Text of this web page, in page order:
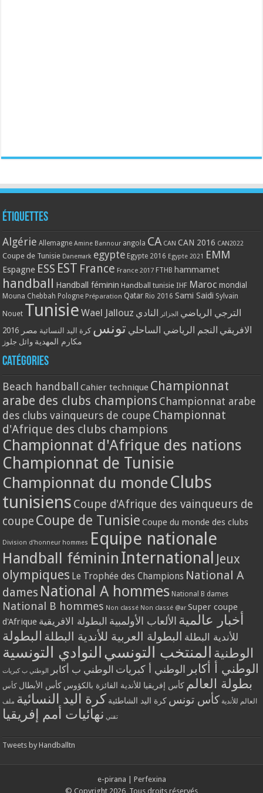
Étiquettes
Algérie Allemagne Amine Bannour angola CA CAN CAN 2016 CAN2022
Coupe de Tunisie Danemark egypte Egypte 2016 Egypte 2021 EMM
Espagne ESS EST France France 2017 FTHB hammamet
handball Handball féminin Handball tunisie IHF Maroc mondial
Mouna Chebbah Pologne Préparation Qatar Rio 2016 Sami Saidi Sylvain
Nouet Tunisie Wael Jallouz الترجي الرياضي الجزائر النادي
الافريقي النجم الرياضي الساحلي تونس كرة اليد النسائية مصر 2016
مكارم المهدية وائل جلوز
Catégories
Beach handball Cahier technique Championnat
arabe des clubs champions Championnat arabe
des clubs vainqueurs de coupe Championnat
d'Afrique des clubs champions
Championnat d'Afrique des nations
Championnat de Tunisie
Championnat du monde Clubs
tunisiens Coupe d'Afrique des vainqueurs de
coupe Coupe de Tunisie Coupe du monde des clubs
Division d'honneur hommes Equipe nationale
Handball féminin International Jeux
olympiques Le Trophée des Champions National A
dames National A hommes National B dames
National B hommes Non classé Non classé @ar Super coupe
d'Afrique
أخبار عالمية الألعاب الأولمبية البطولة الافريقية
للأندية البطلة البطولة العربية للأندية البطلة البطولة
الوطنية المنتخب التونسي النوادي التونسية
الوطني أ أكابر الوطني أ كبريات الوطني ب أكابر الوطني ب كبريات
بطولة العالم كأس إفريقيا للأندية الفائزة بالكؤوس كأس الأبطال كأس
العالم للأندية كأس تونس كرة اليد الشاطئية كرة اليد النسائية ملف
تقني نهائيات أمم إفريقيا
Tweets by Handballtn
e-pirana
Perfexina
© Copyright 2026, Tous droits réservés